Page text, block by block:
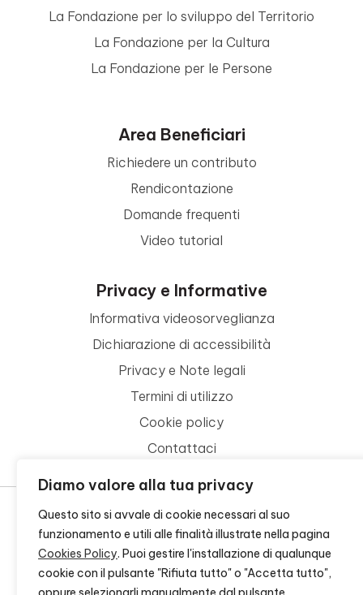
Diamo valore alla tua privacy
Questo sito si avvale di cookie necessari al suo
funzionamento e utili alle finalità illustrate nella pagina
Cookies Policy. Puoi gestire l'installazione di qualunque
cookie con il pulsante "Rifiuta tutto" o "Accetta tutto",
La Fondazione per lo sviluppo del Territorio
La Fondazione per la Cultura
La Fondazione per le Persone
Area Beneficiari
Richiedere un contributo
Rendicontazione
Domande frequenti
Video tutorial
Privacy e Informative
Informativa videosorveglianza
Dichiarazione di accessibilità
Privacy e Note legali
Termini di utilizzo
Cookie policy
Contattaci
© 2026 - FONDAZIONE CR FIRENZE - CF 00524310489 -
CREDITS